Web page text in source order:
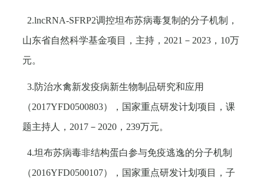
2.lncRNA-SFRP2调控坦布苏病毒复制的分子机制，
山东省自然科学基金项目，主持， 2021 － 2023， 10万
元。
3.防治水禽新发疫病新生物制品研究和应用
（2017YFD0500803），国家重点研发计划项目，课
题主持人， 2017－ 2020， 239万元。
4.坦布苏病毒非结构蛋白参与免疫逃逸的分子机制
（2016YFD0500107），国家重点研发计划项目，子